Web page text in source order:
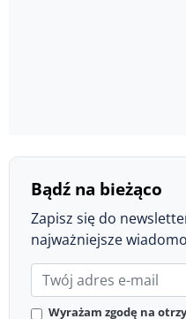
Bądź na bieżąco
Zapisz się do
najważniejsze
Wyrażam zgodę na